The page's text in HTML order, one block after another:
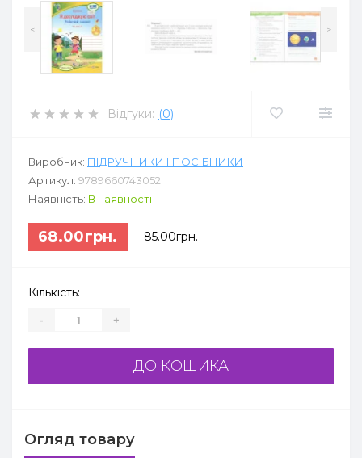
< >
Відгуки: (0)
Виробник: ПІДРУЧНИКИ І ПОСІБНИКИ
Артикул: 9789660743052
Наявність: В наявності
68.00грн. 85.00грн.
Кількість:
- +
ДО КОШИКА
Огляд товару